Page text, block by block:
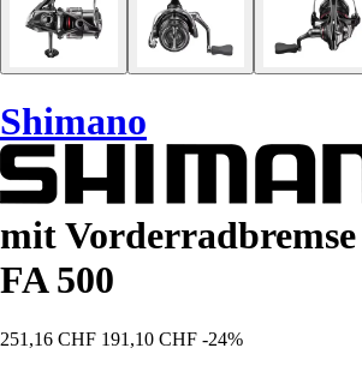
Shimano
mit
FA 500
251,16 CHF 191,10 CHF -24%